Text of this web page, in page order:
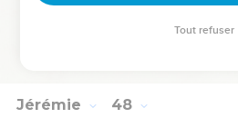
© Société biblique française – Bibli’O, 1997,
Jérémie 48
Tout refuser